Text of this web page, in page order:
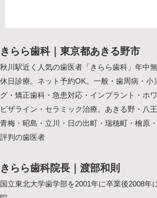
きらら歯科｜東京都あきる野市
秋川駅近く人気の歯医者「きらら歯科」年中
休日診療。ネット予約OK。一般・歯周病・小
グ・矯正歯科・急患対応・インプラント・ホ
ビザライン・セラミック治療。あきる野・八
青梅・昭島・立川・日の出町・瑞穂町・檜原
評判の歯医者
きらら歯科院長｜渡部和則
国立東北大学歯学部を2001年に卒業後2008年